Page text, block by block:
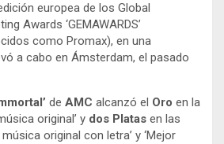
europea de los Global
Awards ‘GEMAWARDS’
como Promax), en una
a cabo en Ámsterdam, el pasado
de AMC alcanzó el Oro en la
original’ y dos Platas en las
original con letra’ y ‘Mejor